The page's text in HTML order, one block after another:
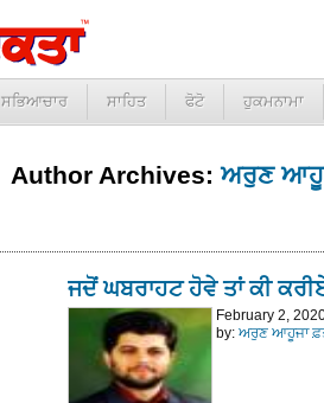
ਸਭਿਆਚਾਰ ਸਾਹਿਤ ਫੋਟੋ ਹੁਕਮਨਾਮਾ
Author Archives:ਅਰੁਣ
ਜਦੋਂ ਘਬਰਾਹਟ ਹੋਵੇ ਤਾਂ ਕੀ
February 2,
by: ਅਰੁਣ ਆਹੂਜਾ